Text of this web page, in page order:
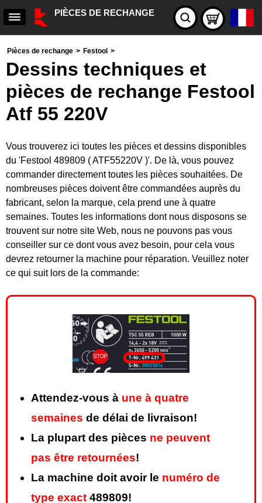
PIÈCES DE RECHANGE
Pièces de rechange > Festool >
Dessins techniques et
pièces de rechange Festool
Atf 55 220V
Vous trouverez ici toutes les pièces et dessins disponibles
du 'Festool 489809 ( ATF55220V )'. De là, vous pouvez
commander directement toutes les pièces souhaitées. De
nombreuses pièces doivent être commandées auprès du
fabricant, selon la marque, cela prend une à quatre
semaines. Toutes les informations dont nous disposons se
trouvent sur notre site Web, nous ne pouvons pas vous
conseiller sur ce dont vous avez besoin, pour cela vous
devrez retourner la machine pour réparation. Veuillez noter
ce qui suit lors de la commande:
Attendez-vous à une à quatre
semaines de délai de livraison!
La plupart des pièces ne peuvent
pas être retournées!
La machine doit avoir le numéro de
type exact 489809!